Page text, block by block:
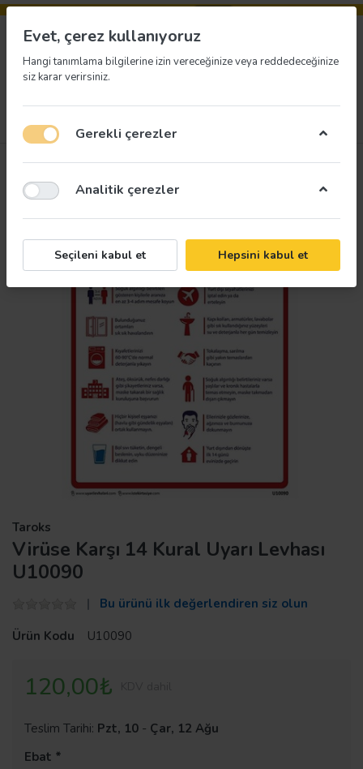
Taroks
Virüse Karşı 14 Kural Uyarı Levhası
U10090
Bu ürünü ilk değerlendiren siz olun
Ürün Kodu
U10090
120,00₺
Teslim Tarihi: Pzt, 10 - Çar, 12 Ağu
Ebat
Evet, çerez kullanıyoruz
Hangi tanımlama bilgilerine izin vereceğinize veya reddedeceğinize
siz karar verirsiniz.
Gerekli çerezler
Analitik çerezler
Seçileni kabul et Hepsini kabul et